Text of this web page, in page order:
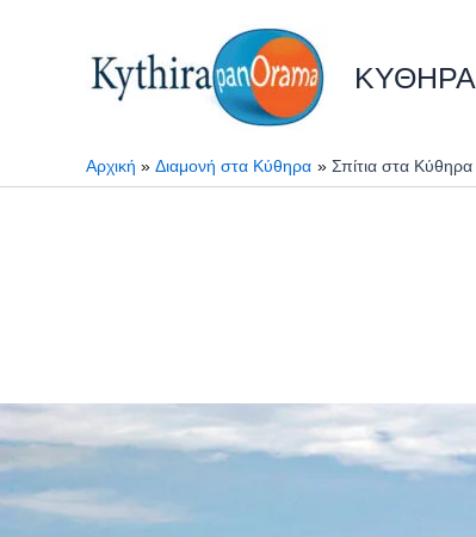
περιεχόμενο
ΚΥΘΗΡΑ
Αρχική Διαμονή στα Κύθηρα Σπίτια στα Κύθηρα